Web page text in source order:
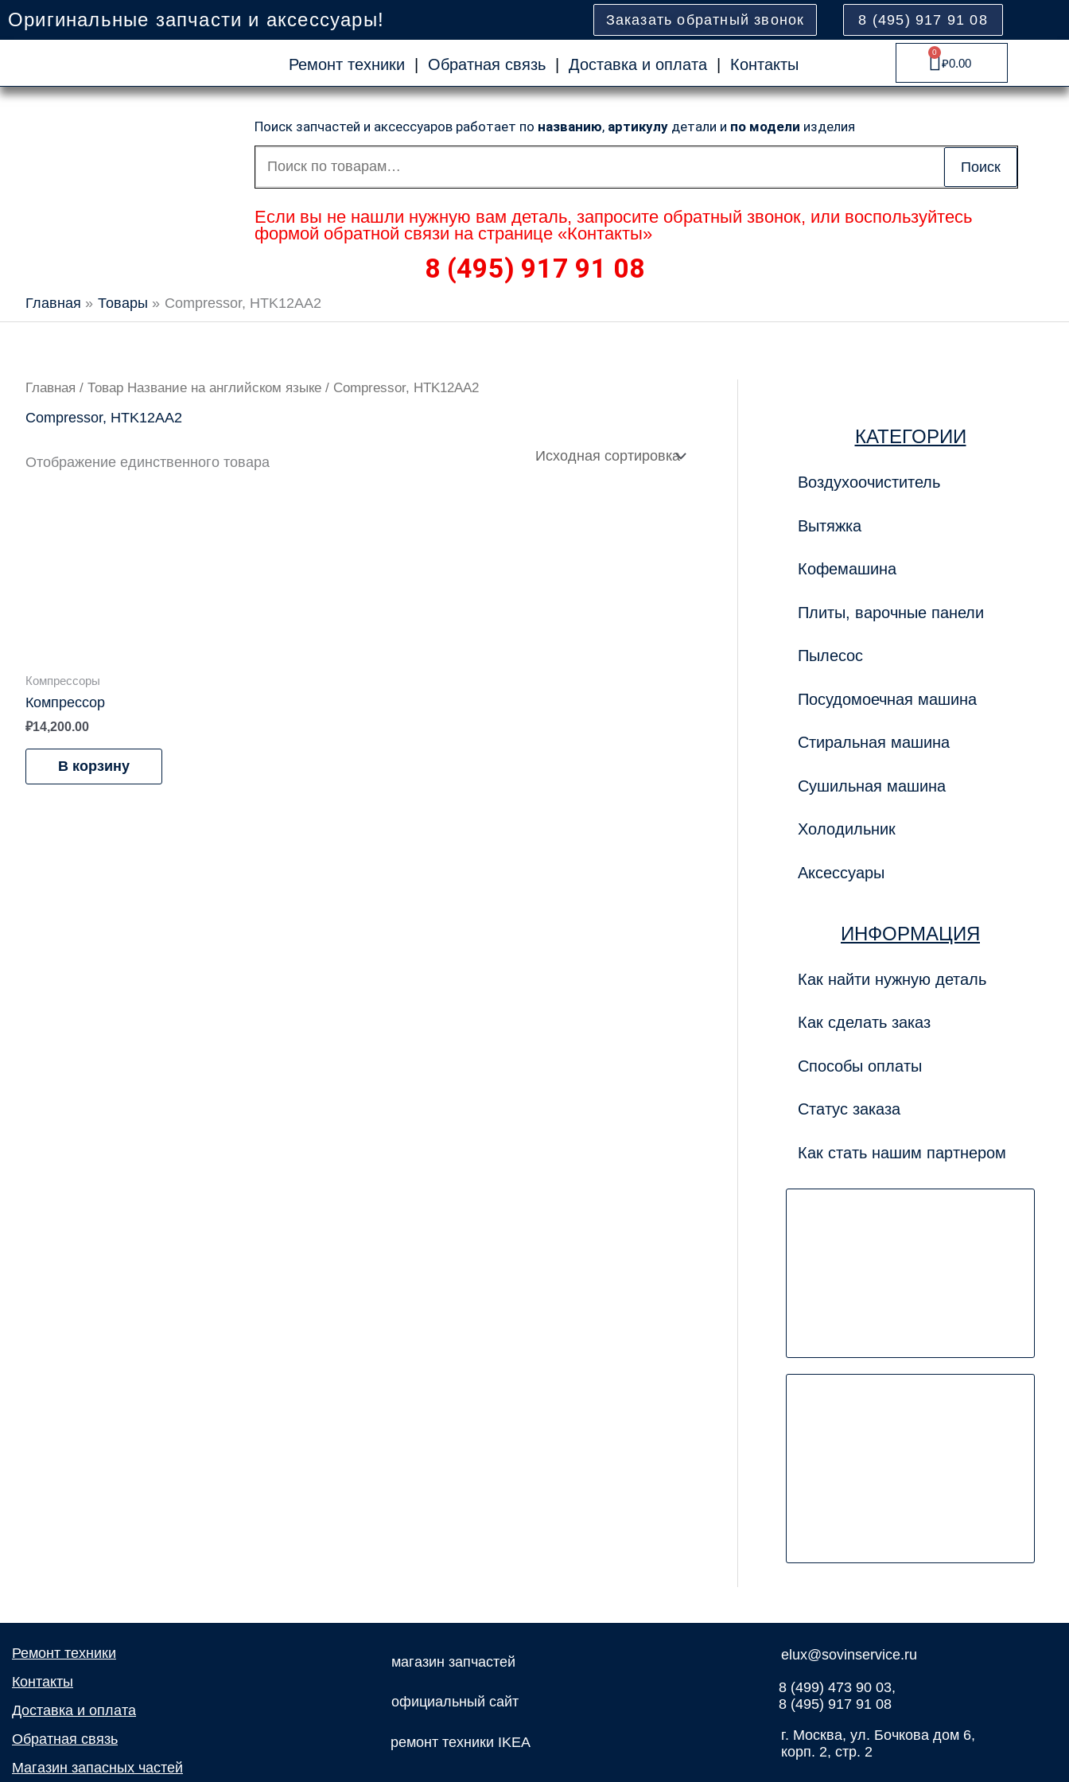
содержимому
Оригинальные запчасти и аксессуары! Заказать обратный звонок 8 (495) 917 91 08
Ремонт техники | Обратная связь| Доставка и оплата| Контакты ₽0.00
0
Cart
Поиск запчастей и аксессуаров работает по названию, артикулу детали и по модели изделия
Искать:
Поиск
Если вы не нашли нужную вам деталь, запросите обратный звонок, или воспользуйтесь
формой обратной связи на странице «Контакты»
8 (495) 917 91 08
Главная Товары Compressor, HTK12AA2
Главная / Товар Название на английском языке / Compressor, HTK12AA2
Compressor, HTK12AA2
Отображение единственного товара
Компрессоры
Компрессор
₽14,200.00
В корзину
КАТЕГОРИИ
Воздухоочиститель
Вытяжка
Кофемашина
Плиты, варочные панели
Пылесос
Посудомоечная машина
Стиральная машина
Сушильная машина
Холодильник
Аксессуары
ИНФОРМАЦИЯ
Как найти нужную деталь
Как сделать заказ
Способы оплаты
Статус заказа
Как стать нашим партнером
Ремонт техники
Контакты
Доставка и оплата
Обратная связь
Магазин запасных частей
магазин запчастей
официальный сайт
ремонт техники IKEA
elux@sovinservice.ru
8 (499) 473 90 03,
8 (495) 917 91 08
г. Москва, ул. Бочкова дом 6,
корп. 2, стр. 2